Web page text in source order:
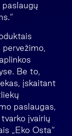
Be to,
įskaitant
paslaugas,
įvairių
„Eko Osta“